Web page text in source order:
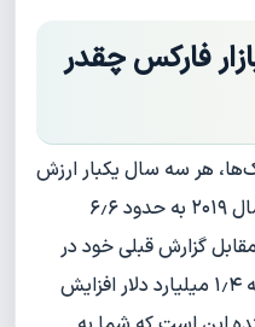
فارکس چقدر
هر سه سال یکبار ارزش
در سال ۲۰۱۹ به حدود ۶٫۶
گزارش قبلی خود در
سال ۲۰۱۶، حجم معاملات روزانه ۱٫۴ میلیارد دلار افزایش